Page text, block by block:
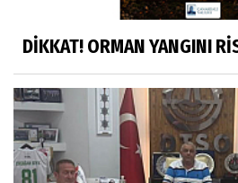
DİKKAT! ORMAN YANGINI